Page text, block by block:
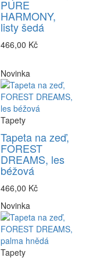
PURE
HARMONY,
listy šedá
466,00 Kč
Novinka
Tapety
Tapeta na zeď,
FOREST
DREAMS, les
béžová
466,00 Kč
Novinka
Tapety